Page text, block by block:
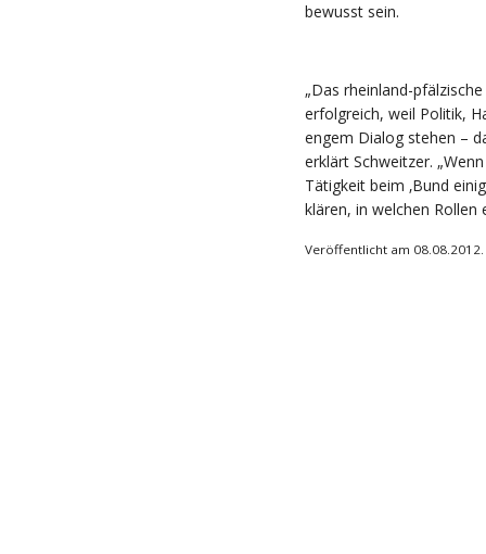
bewusst sein.
„Das rheinland-
erfolgreich, weil Politik,
engem Dialog stehen –
erklärt Schweitzer.
Tätigkeit beim ‚Bund
klären, in welchen Rollen
Veröffentlicht am 08.08.2012.